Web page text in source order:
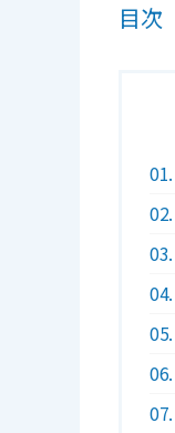
目次
1
2
3
4
5
6
7